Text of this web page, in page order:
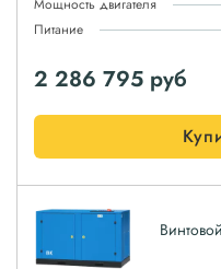
Мощность двигателя
Питание
2 286 795 руб